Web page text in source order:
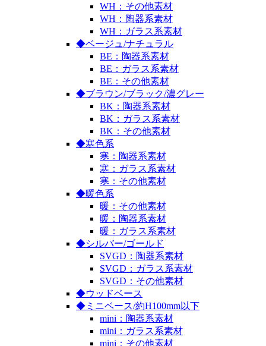
WH：その他素材
WH：陶器系素材
WH：ガラス系素材
◆ベージュ/ナチュラル
BE：陶器系素材
BE：ガラス系素材
BE：その他素材
◆ブラウン/ブラック/濃グレー
BK：陶器系素材
BK：ガラス系素材
BK：その他素材
◆寒色系
寒：陶器系素材
寒：ガラス系素材
寒：その他素材
◆暖色系
暖：その他素材
暖：陶器系素材
暖：ガラス系素材
◆シルバー/ゴールド
SVGD：陶器系素材
SVGD：ガラス系素材
SVGD：その他素材
◆ウッドベース
◆ミニベース/約H100mm以下
mini：陶器系素材
mini：ガラス系素材
mini：その他素材